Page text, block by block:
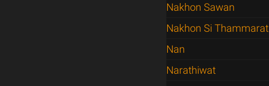
Nakhon Sawan
Nakhon Si Thammarat
Nan
Narathiwat